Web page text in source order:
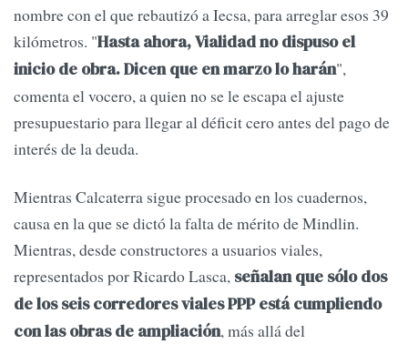
nombre con el que rebautizó a Iecsa, para arreglar esos 39
kilómetros. "Hasta ahora, Vialidad no dispuso el
inicio de obra. Dicen que en marzo lo harán",
comenta el vocero, a quien no se le escapa el ajuste
presupuestario para llegar al déficit cero antes del pago de
interés de la deuda.
Mientras Calcaterra sigue procesado en los cuadernos,
causa en la que se dictó la falta de mérito de Mindlin.
Mientras, desde constructores a usuarios viales,
representados por Ricardo Lasca, señalan que sólo dos
de los seis corredores viales PPP está cumpliendo
con las obras de ampliación, más allá del